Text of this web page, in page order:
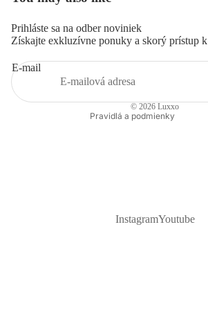
Prihláste sa na odber noviniek
Získajte exkluzívne ponuky a skorý prístup
E-mail
© 2026 Luxxo
Pravidlá a podmienky
Pravidlá ochrany súkromia
Podmienky poskytovania služby
InstagramYoutube